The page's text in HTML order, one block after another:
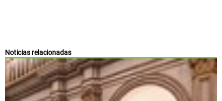
Noticias relacionadas